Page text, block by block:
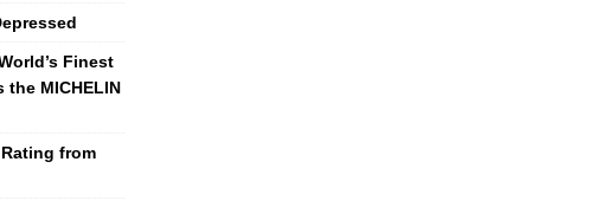
Finest
the MICHELIN
from